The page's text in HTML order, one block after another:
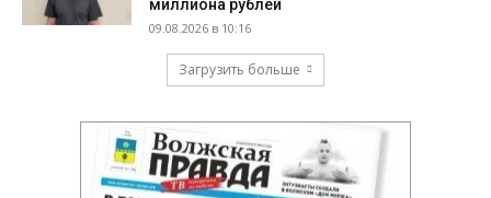
миллиона рублей
09.08.2026 в 10:16
Загрузить больше